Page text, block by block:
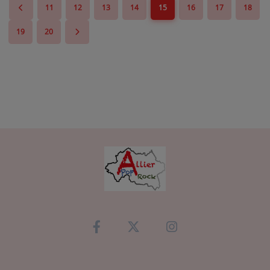
11 12 13 14 15 16 17 18
19 20